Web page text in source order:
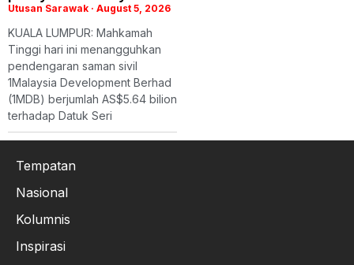
Utusan Sarawak August 5, 2026
KUALA LUMPUR: Mahkamah
Tinggi hari ini menangguhkan
pendengaran saman sivil
1Malaysia Development Berhad
(1MDB) berjumlah AS$5.64 bilion
terhadap Datuk Seri
Tempatan
Nasional
Kolumnis
Inspirasi